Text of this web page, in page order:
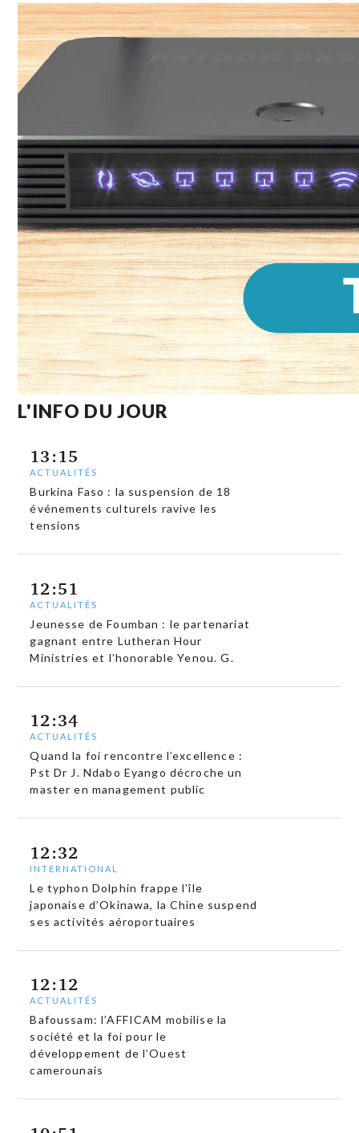
L'INFO DU JOUR
13:15
ACTUALITÉS
Burkina Faso : la suspension de 18
événements culturels ravive les
tensions
12:51
ACTUALITÉS
Jeunesse de Foumban : le partenariat
gagnant entre Lutheran Hour
Ministries et l’honorable Yenou. G.
12:34
ACTUALITÉS
Quand la foi rencontre l’excellence :
Pst Dr J. Ndabo Eyango décroche un
master en management public
12:32
INTERNATIONAL
Le typhon Dolphin frappe l’île
japonaise d’Okinawa, la Chine suspend
ses activités aéroportuaires
12:12
ACTUALITÉS
Bafoussam: l’AFFICAM mobilise la
société et la foi pour le
développement de l’Ouest
camerounais